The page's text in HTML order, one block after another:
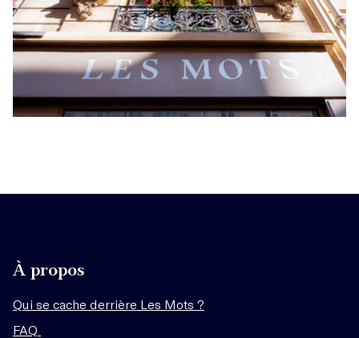
À propos
Qui se cache derrière Les Mots ?
FAQ